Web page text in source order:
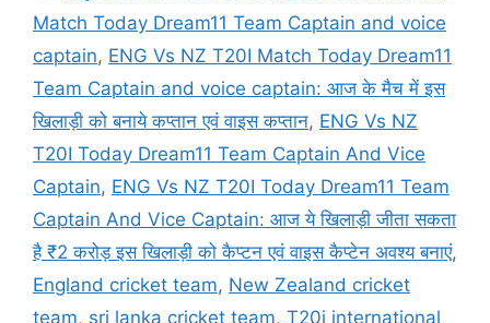
Match Today Dream11 Team Captain and voice
captain, ENG Vs NZ T20I Match Today Dream11
Team Captain and voice captain: आज के मैच में इस
खिलाड़ी को बनाये कप्तान एवं वाइस कप्तान, ENG Vs NZ
T20I Today Dream11 Team Captain And Vice
Captain, ENG Vs NZ T20I Today Dream11 Team
Captain And Vice Captain: आज ये खिलाड़ी जीता सकता
है ₹2 करोड़ इस खिलाड़ी को कैप्टन एवं वाइस कैप्टेन अवश्य बनाएं,
England cricket team, New Zealand cricket
team, sri lanka cricket team, T20i international